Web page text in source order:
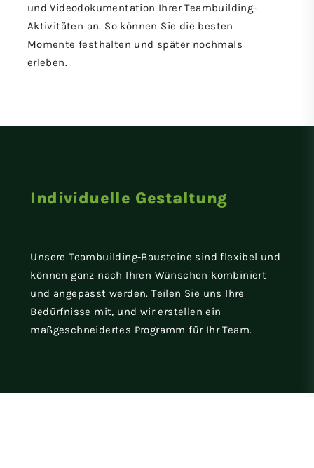
und Videodokumentation Ihrer Teambuilding-
Aktivitäten an. So können Sie die besten
Momente festhalten und später nochmals
erleben.
Individuelle Gestaltung
Unsere Teambuilding-Bausteine sind flexibel und
können ganz nach Ihren Wünschen kombiniert
und angepasst werden. Teilen Sie uns Ihre
Bedürfnisse mit, und wir erstellen ein
maßgeschneidertes Programm für Ihr Team.